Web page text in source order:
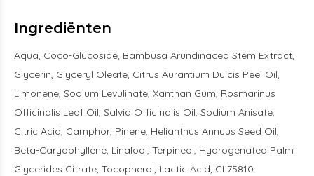
Ingrediënten
Aqua, Coco-Glucoside, Bambusa Arundinacea Stem Extract,
Glycerin, Glyceryl Oleate, Citrus Aurantium Dulcis Peel Oil,
Limonene, Sodium Levulinate, Xanthan Gum, Rosmarinus
Officinalis Leaf Oil, Salvia Officinalis Oil, Sodium Anisate,
Citric Acid, Camphor, Pinene, Helianthus Annuus Seed Oil,
Beta-Caryophyllene, Linalool, Terpineol, Hydrogenated Palm
Glycerides Citrate, Tocopherol, Lactic Acid, CI 75810.